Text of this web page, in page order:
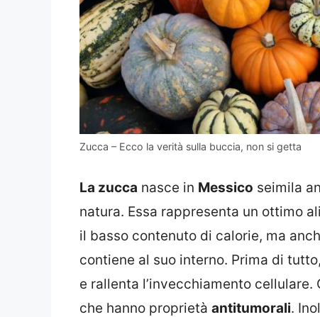
Zucca – Ecco la verità sulla buccia, non si getta
La zucca nasce in Messico seimila
natura. Essa rappresenta un ottimo
il basso contenuto di calorie, ma
contiene al suo interno. Prima di
e rallenta l’invecchiamento cellulare.
che hanno proprietà antitumorali.